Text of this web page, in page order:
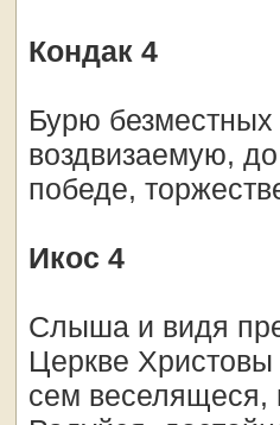
Кондак 4
Бурю
воздвизаемую,
победе,
Икос 4
Слыша и видя
Церкве
сем веселящеся,